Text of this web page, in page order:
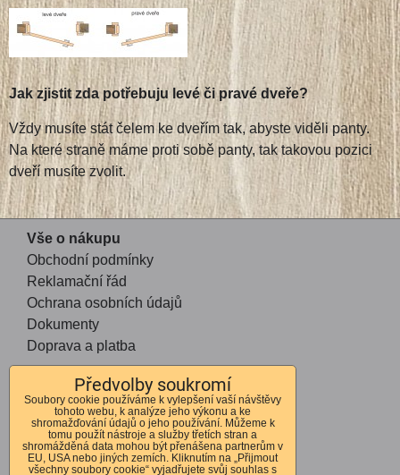
Jak zjistit zda potřebuju levé či pravé dveře?
Vždy musíte stát čelem ke dveřím tak, abyste viděli panty.
Na které straně máme proti sobě panty, tak takovou pozici
dveří musíte zvolit.
Vše o nákupu
Obchodní podmínky
Reklamační řád
Ochrana osobních údajů
Dokumenty
Doprava a platba
Kontakt
Andrea Mohauptová
Kvítkov 56
Česká Lípa
Předvolby soukromí
Soubory cookie používáme k vylepšení vaší návštěvy
tohoto webu, k analýze jeho výkonu a ke
shromažďování údajů o jeho používání. Můžeme k
tomu použít nástroje a služby třetích stran a
shromážděná data mohou být přenášena partnerům v
EU, USA nebo jiných zemích. Kliknutím na „Přijmout
všechny soubory cookie“ vyjadřujete svůj souhlas s